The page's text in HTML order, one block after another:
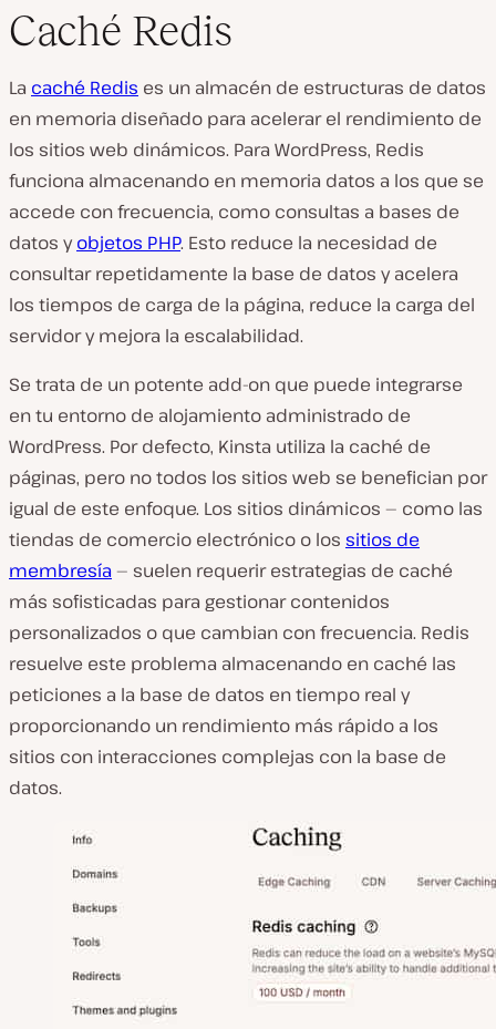
Caché Redis
La caché Redis es un almacén de estructuras de datos
en memoria diseñado para acelerar el rendimiento de
los sitios web dinámicos. Para WordPress, Redis
funciona almacenando en memoria datos a los que se
accede con frecuencia, como consultas a bases de
datos yobjetos PHP. Esto reduce la necesidad de
consultar repetidamente la base de datos y acelera
los tiempos de carga de la página, reduce la carga del
servidor y mejora la escalabilidad.
Se trata de un potente add-on que puede integrarse
en tu entorno de alojamiento administrado de
WordPress. Por defecto, Kinsta utiliza la caché de
páginas, pero no todos los sitios web se benefician por
igual de este enfoque. Los sitios dinámicos — como las
tiendas de comercio electrónico o los sitios de
membresía— suelen requerir estrategias de caché
más sofisticadas para gestionar contenidos
personalizados o que cambian con frecuencia. Redis
resuelve este problema almacenando en caché las
peticiones a la base de datos en tiempo real y
proporcionando un rendimiento más rápido a los
sitios con interacciones complejas con la base de
datos.